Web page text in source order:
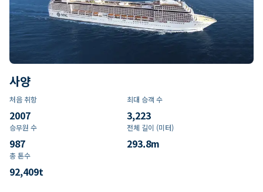
사양
처음 취항
2007
최대 승객 수
3,223
승무원 수
987
전체 길이 (미터)
293.8m
총 톤수
92,409t